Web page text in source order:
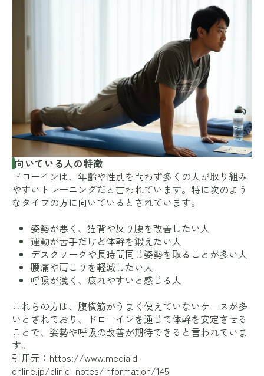
向いている人の特徴
ドローインは、年齢や性別を問わず多くの人が取り組み
やすいトレーニングだと言われています。特に次のよう
なタイプの方に向いているとされています。
姿勢が悪く、猫背や反り腰を改善したい人
運動が苦手だけど体幹を鍛えたい人
デスクワークや長時間同じ姿勢を取ることが多い人
腰痛や肩こりを軽減したい人
呼吸が浅く、疲れやすいと感じる人
これらの方は、腹横筋がうまく使えていないケースが多
いとされており、ドローインを通じて体幹を安定させる
ことで、姿勢や呼吸の改善が期待できると言われていま
す。
引用元： https://www.mediaid-
online.jp/clinic_notes/information/145